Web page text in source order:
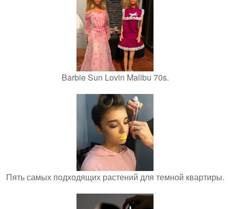
Barbie Sun Lovin Malibu 70s.
Пять самых подходящих растений для темной квартиры.